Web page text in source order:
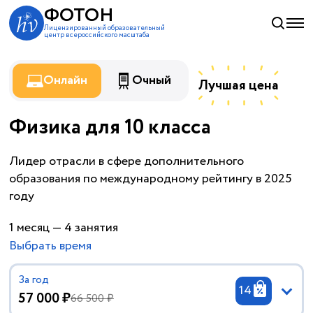
ФОТОН
Лицензированный образовательный
центр всероссийского масштаба
Онлайн Очный Лучшая цена
по рынку!
Физика для 10 класса
Лидер отрасли в сфере дополнительного
образования по международному рейтингу в 2025
году
1 месяц — 4 занятия
Выбрать время
За год
57 000 ₽66 500 ₽ 14